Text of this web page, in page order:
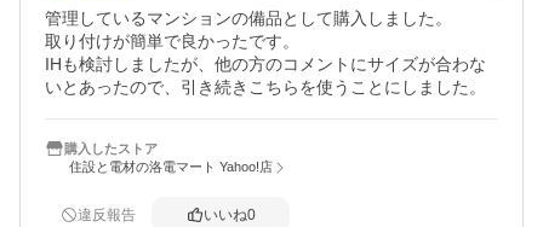
管理しているマンションの備品として購入しました。
取り付けが簡単で良かったです。
IHも検討しましたが、他の方のコメントにサイズが合わな
いとあったので、引き続きこちらを使うことにしました。
購入したストア
住設と電材の洛電マート Yahoo!店
違反報告 いいね0